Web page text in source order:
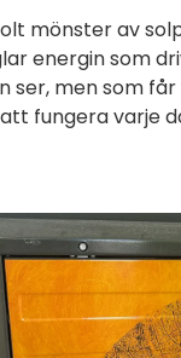
mönster av
energin som
ser, men som
fungera varje